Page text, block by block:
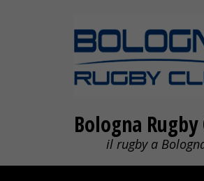
Bologna Rugby
il rugby a